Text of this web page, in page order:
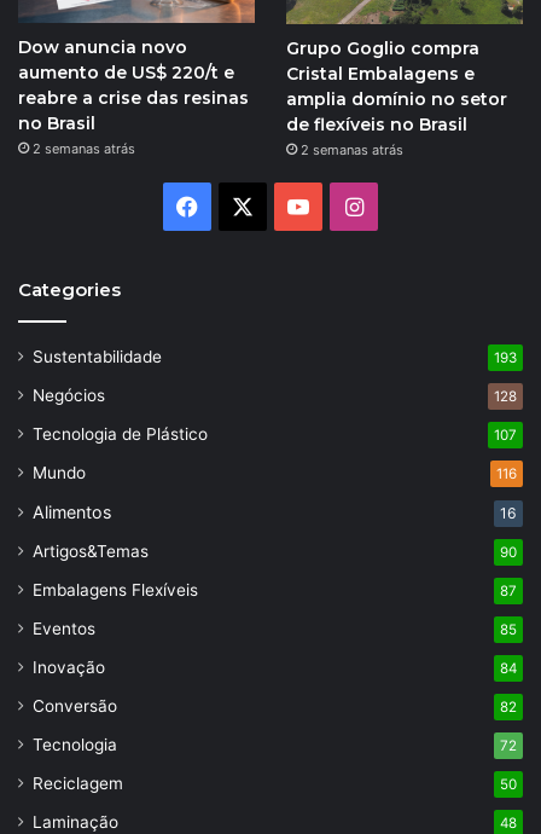
Dow anuncia novo
aumento de US$ 220/t e
reabre a crise das resinas
no Brasil
2 semanas atrás
Grupo Goglio compra
Cristal Embalagens e
amplia domínio no setor
de flexíveis no Brasil
2 semanas atrás
Facebook YouTubeInstagram
Categories
Sustentabilidade 193
Negócios 128
Tecnologia de Plástico 107
Mundo 116
Alimentos 16
Artigos&Temas 90
Embalagens Flexíveis 87
Eventos 85
Inovação 84
Conversão 82
Tecnologia 72
Reciclagem 50
Laminação 48